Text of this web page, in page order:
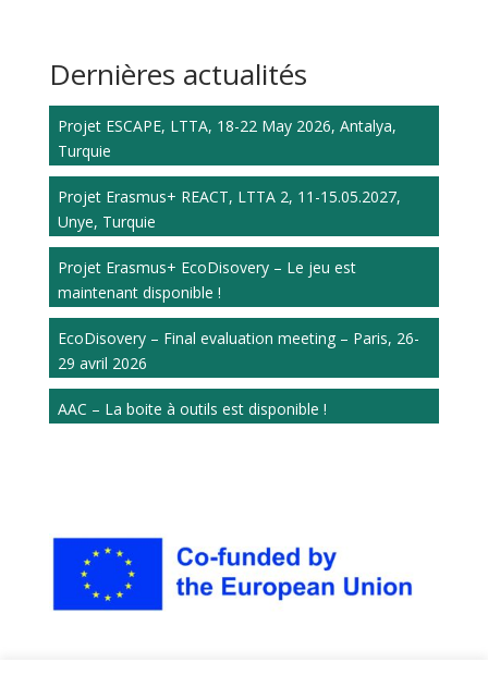
Dernières actualités
Projet ESCAPE, LTTA, 18-22 May 2026, Antalya,
Turquie
Projet Erasmus+ REACT, LTTA 2, 11-15.05.2027,
Unye, Turquie
Projet Erasmus+ EcoDisovery – Le jeu est
maintenant disponible !
EcoDisovery – Final evaluation meeting – Paris, 26-
29 avril 2026
AAC – La boite à outils est disponible !